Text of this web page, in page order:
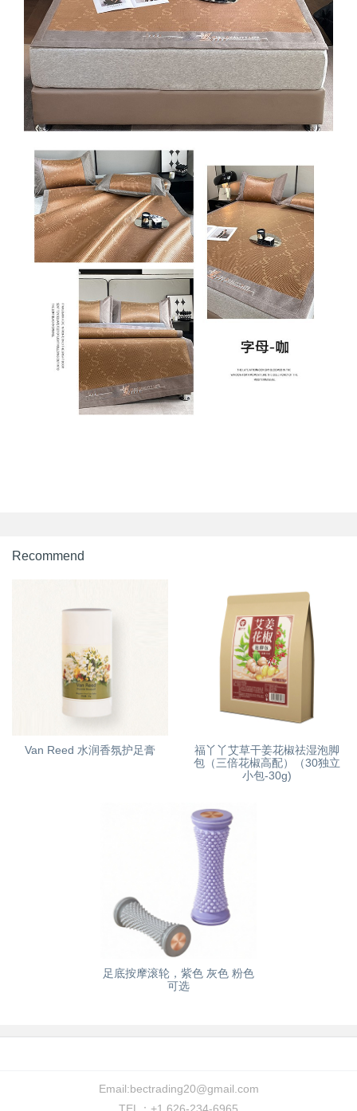
Recommend
Van Reed 水润香氛护足膏
福丫丫艾草干姜花椒祛湿泡脚
包（三倍花椒高配）（30独立
小包-30g)
足底按摩滚轮，紫色 灰色 粉色
可选
Email:bectrading20@gmail.com